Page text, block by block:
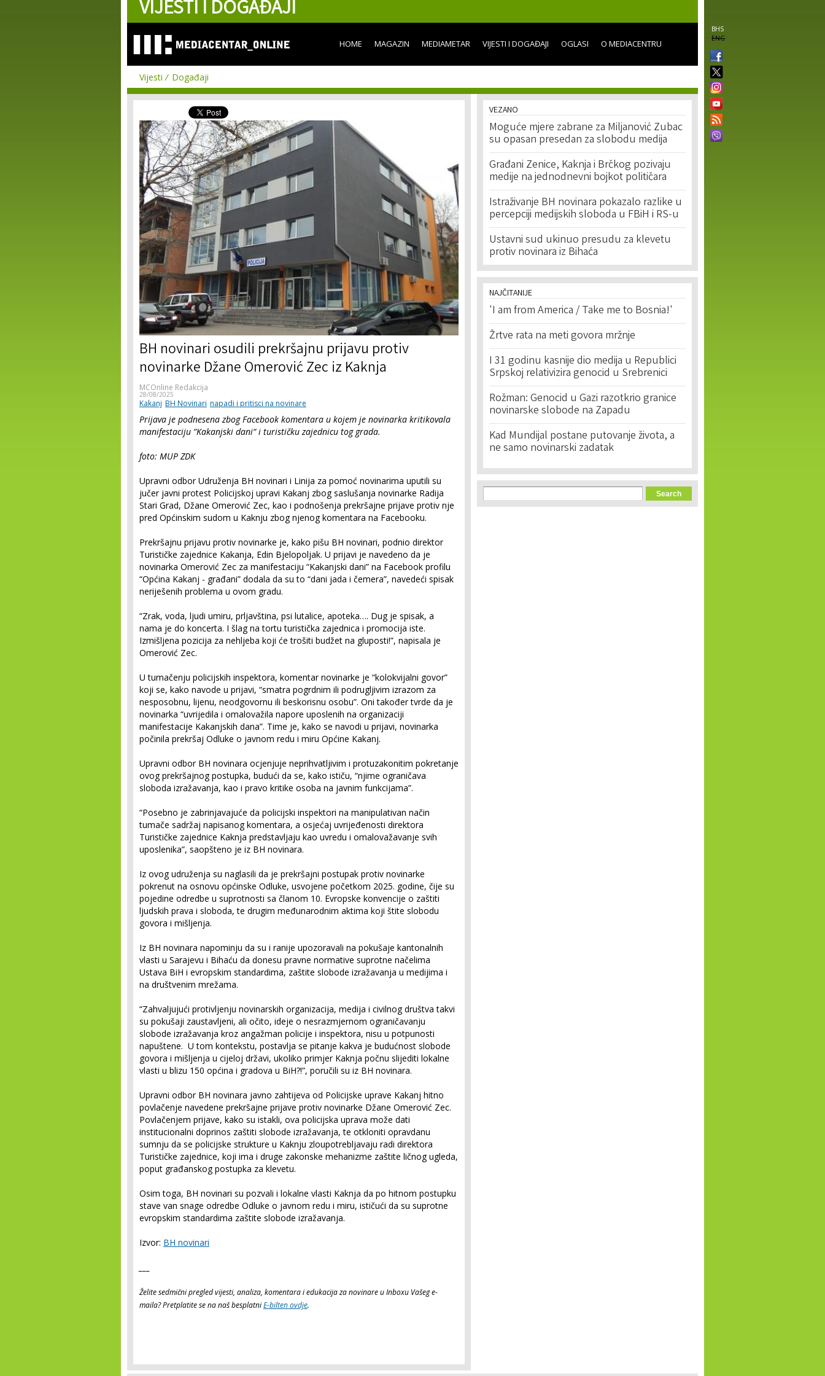
content
VIJESTI I DOGAĐAJI
BHS
ENG
HOME MAGAZIN MEDIAMETAR VIJESTI I DOGAĐAJI OGLASI O MEDIACENTRU
Vijesti Događaji
BH novinari osudili prekršajnu prijavu protiv
novinarke Džane Omerović Zec iz Kaknja
MCOnline Redakcija
28/08/2025
Kakanj BH Novinari napadi i pritisci na novinare
Prijava je podnesena zbog Facebook komentara u kojem je novinarka kritikovala
manifestaciju “Kakanjski dani“ i turističku zajednicu tog grada.
foto: MUP ZDK
Upravni odbor Udruženja BH novinari i Linija za pomoć novinarima uputili su
jučer javni protest Policijskoj upravi Kakanj zbog saslušanja novinarke Radija
Stari Grad, Džane Omerović Zec, kao i podnošenja prekršajne prijave protiv nje
pred Općinskim sudom u Kaknju zbog njenog komentara na Facebooku.
Prekršajnu prijavu protiv novinarke je, kako pišu BH novinari, podnio direktor
Turističke zajednice Kakanja, Edin Bjelopoljak. U prijavi je navedeno da je
novinarka Omerović Zec za manifestaciju “Kakanjski dani” na Facebook profilu
“Općina Kakanj - građani” dodala da su to “dani jada i čemera”, navedeći spisak
neriješenih problema u ovom gradu.
“Zrak, voda, ljudi umiru, prljavština, psi lutalice, apoteka…. Dug je spisak, a
nama je do koncerta. I šlag na tortu turistička zajednica i promocija iste.
Izmišljena pozicija za nehljeba koji će trošiti budžet na gluposti!”, napisala je
Omerović Zec.
U tumačenju policijskih inspektora, komentar novinarke je “kolokvijalni govor”
koji se, kako navode u prijavi, “smatra pogrdnim ili podrugljivim izrazom za
nesposobnu, lijenu, neodgovornu ili beskorisnu osobu”. Oni također tvrde da je
novinarka “uvrijedila i omalovažila napore uposlenih na organizaciji
manifestacije Kakanjskih dana”. Time je, kako se navodi u prijavi, novinarka
počinila prekršaj Odluke o javnom redu i miru Općine Kakanj.
Upravni odbor BH novinara ocjenjuje neprihvatljivim i protuzakonitim pokretanje
ovog prekršajnog postupka, budući da se, kako ističu, “njime ograničava
sloboda izražavanja, kao i pravo kritike osoba na javnim funkcijama”.
“Posebno je zabrinjavajuće da policijski inspektori na manipulativan način
tumače sadržaj napisanog komentara, a osjećaj uvrijeđenosti direktora
Turističke zajednice Kaknja predstavljaju kao uvredu i omalovažavanje svih
uposlenika”, saopšteno je iz BH novinara.
Iz ovog udruženja su naglasili da je prekršajni postupak protiv novinarke
pokrenut na osnovu općinske Odluke, usvojene početkom 2025. godine, čije su
pojedine odredbe u suprotnosti sa članom 10. Evropske konvencije o zaštiti
ljudskih prava i sloboda, te drugim međunarodnim aktima koji štite slobodu
govora i mišljenja.
Iz BH novinara napominju da su i ranije upozoravali na pokušaje kantonalnih
vlasti u Sarajevu i Bihaću da donesu pravne normative suprotne načelima
Ustava BiH i evropskim standardima, zaštite slobode izražavanja u medijima i
na društvenim mrežama.
“Zahvaljujući protivljenju novinarskih organizacija, medija i civilnog društva takvi
su pokušaji zaustavljeni, ali očito, ideje o nesrazmjernom ograničavanju
slobode izražavanja kroz angažman policije i inspektora, nisu u potpunosti
napuštene. U tom kontekstu, postavlja se pitanje kakva je budućnost slobode
govora i mišljenja u cijeloj državi, ukoliko primjer Kaknja počnu slijediti lokalne
vlasti u blizu 150 općina i gradova u BiH?!”, poručili su iz BH novinara.
Upravni odbor BH novinara javno zahtijeva od Policijske uprave Kakanj hitno
povlačenje navedene prekršajne prijave protiv novinarke Džane Omerović Zec.
Povlačenjem prijave, kako su istakli, ova policijska uprava može dati
institucionalni doprinos zaštiti slobode izražavanja, te otkloniti opravdanu
sumnju da se policijske strukture u Kaknju zloupotrebljavaju radi direktora
Turističke zajednice, koji ima i druge zakonske mehanizme zaštite ličnog ugleda,
poput građanskog postupka za klevetu.
Osim toga, BH novinari su pozvali i lokalne vlasti Kaknja da po hitnom postupku
stave van snage odredbe Odluke o javnom redu i miru, ističući da su suprotne
evropskim standardima zaštite slobode izražavanja.
Izvor: BH novinari
Želite sedmični pregled vijesti, analiza, komentara i edukacija za novinare u Inboxu Vašeg e-
maila? Pretplatite se na naš besplatniE-bilten ovdje.
VEZANO
Moguće mjere zabrane za Miljanović Zubac
su opasan presedan za slobodu medija
Građani Zenice, Kaknja i Brčkog pozivaju
medije na jednodnevni bojkot političara
Istraživanje BH novinara pokazalo razlike u
percepciji medijskih sloboda u FBiH i RS-u
Ustavni sud ukinuo presudu za klevetu
protiv novinara iz Bihaća
NAJČITANIJE
'I am from America / Take me to Bosnia!'
Žrtve rata na meti govora mržnje
I 31 godinu kasnije dio medija u Republici
Srpskoj relativizira genocid u Srebrenici
Rožman: Genocid u Gazi razotkrio granice
novinarske slobode na Zapadu
Kad Mundijal postane putovanje života, a
ne samo novinarski zadatak
Search form
Search